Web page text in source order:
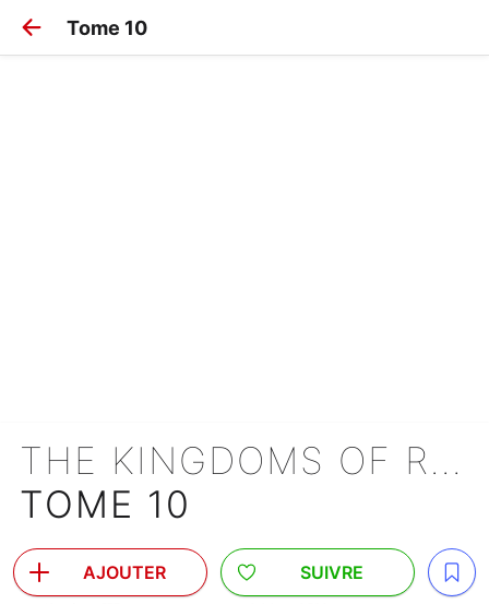
Tome 10
THE KINGDOMS OF RUIN
TOME 10
AJOUTER SUIVRE